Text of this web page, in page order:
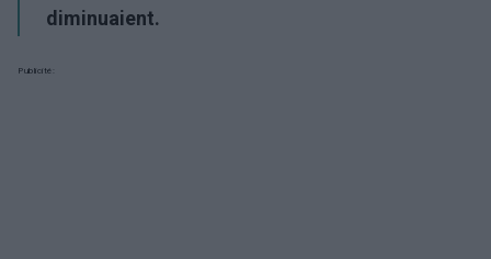
diminuaient.
Publicité: